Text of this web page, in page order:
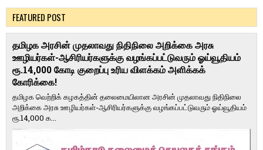
FEATURED POST
தமிழக அரசின் முதலாவது நிதிநிலை அறிக்கை அரசு
ஊழியர்கள்-ஆசிரியர்களுக்கு வழங்கப்பட்டுவரும் ஓய்வூதியம்
ரூ.14,000 கோடி குறைப்பு உரிய விளக்கம் அளிக்கக்
கோரிக்கை!
தமிழக வெற்றிக் கழகத்தின் தலைமையிலான அரசின் முதலாவது நிதிநிலை
அறிக்கை அரசு ஊழியர்கள்-ஆசிரியர்களுக்கு வழங்கப்பட்டுவரும் ஓய்வூதியம்
ரூ.14,000 க...